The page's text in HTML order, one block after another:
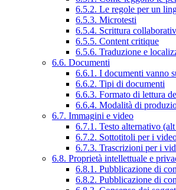
6.5.2. Le regole per un
6.5.3. Microtesti
6.5.4. Scrittura
6.5.5. Content critique
6.5.6. Traduzione e
6.6. Documenti
6.6.1. I documenti vanno
6.6.2. Tipi di documenti
6.6.3. Formato di lettura
6.6.4. Modalità di
6.7. Immagini e video
6.7.1. Testo alternativo
6.7.2. Sottotitoli per i
6.7.3. Trascrizioni per i
6.8. Proprietà intellettuale e
6.8.1. Pubblicazione di
6.8.2. Pubblicazione di